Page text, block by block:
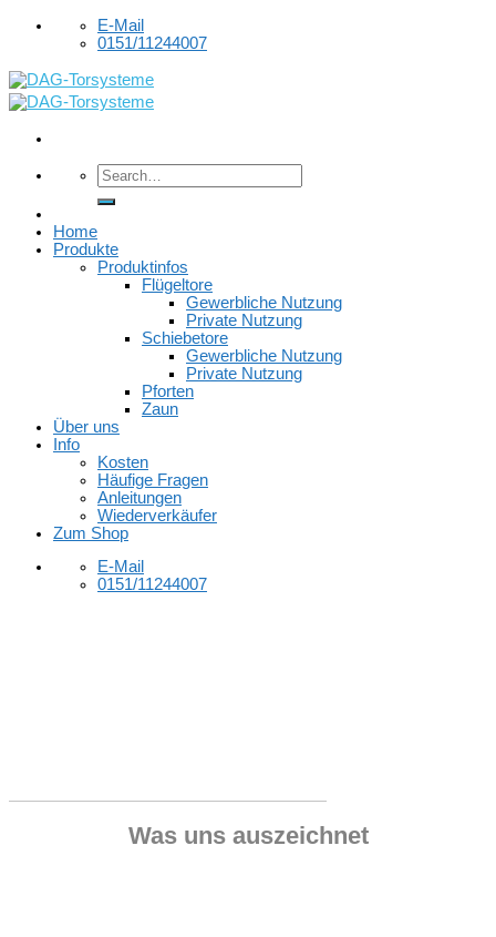
Skip
E-Mail
0151/11244007
Home
Produkte
Produktinfos
Flügeltore
Gewerbliche Nutzung
Private Nutzung
Schiebetore
Gewerbliche Nutzung
Private Nutzung
Pforten
Zaun
Über uns
Info
Kosten
Häufige Fragen
Anleitungen
Wiederverkäufer
Zum Shop
E-Mail
0151/11244007
Was uns auszeichnet